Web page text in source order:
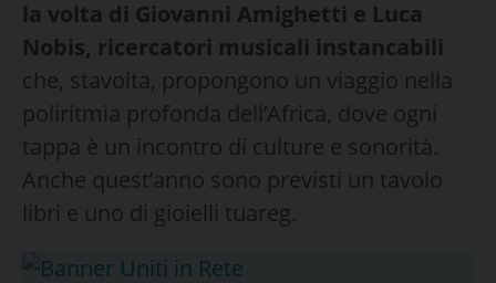
la volta di Giovanni Amighetti e Luca
Nobis, ricercatori musicali instancabili
che, stavolta, propongono un viaggio nella
poliritmia profonda dell’Africa, dove ogni
tappa è un incontro di culture e sonorità.
Anche quest’anno sono previsti un tavolo
libri e uno di gioielli tuareg.